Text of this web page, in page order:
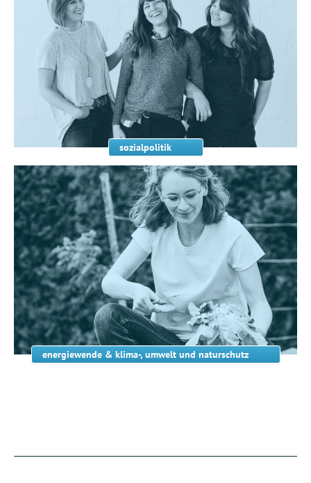
energiewende & klima-, umwelt und naturschutz
sozialpolitik